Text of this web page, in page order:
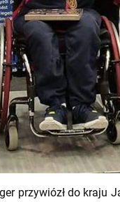
przywiózł do kraju